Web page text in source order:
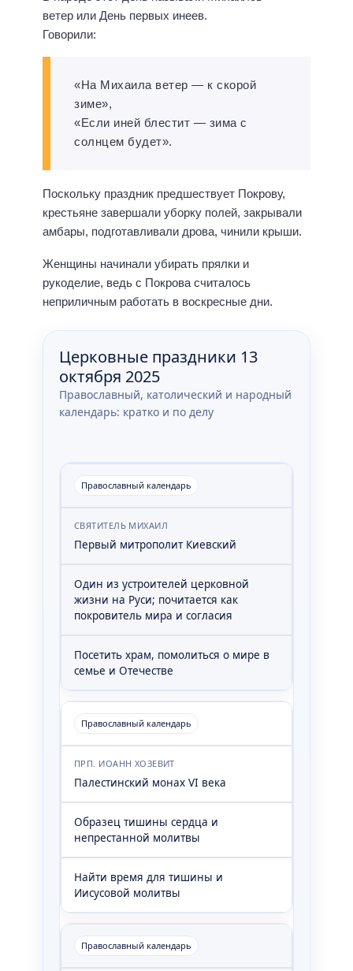
ветер или День первых инеев.
Говорили:
«На Михаила ветер — к скорой
зиме»,
«Если иней блестит — зима с
солнцем будет».
Поскольку праздник предшествует Покрову,
крестьяне завершали уборку полей, закрывали
амбары, подготавливали дрова, чинили крыши.
Женщины начинали убирать прялки и
рукоделие, ведь с Покрова считалось
неприличным работать в воскресные дни.
Церковные праздники 13
октября 2025
Православный, католический и народный
календарь: кратко и по делу
Православный календарь
СВЯТИТЕЛЬ МИХАИЛ
Первый митрополит Киевский
Один из устроителей церковной
жизни на Руси; почитается как
покровитель мира и согласия
Посетить храм, помолиться о мире в
семье и Отечестве
Православный календарь
ПРП. ИОАНН ХОЗЕВИТ
Палестинский монах VI века
Образец тишины сердца и
непрестанной молитвы
Найти время для тишины и
Иисусовой молитвы
Православный календарь